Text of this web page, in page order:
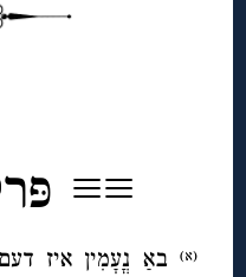
≡≡
(א)
באַ נֳעָמִין איז